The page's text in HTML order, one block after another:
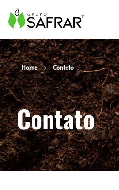
Home Contato
Contato